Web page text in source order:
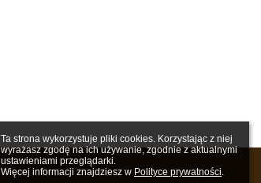
Ta strona wykorzystuje pliki cookies. Korzystając z niej
wyrażasz zgodę na ich używanie, zgodnie z aktualnymi
ustawieniami przeglądarki.
Więcej informacji znajdziesz w Polityce prywatności.